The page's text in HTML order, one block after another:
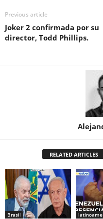
Previous article
Joker 2 confirmada por su
director, Todd Phillips.
RELATED ARTICLES
Brasil